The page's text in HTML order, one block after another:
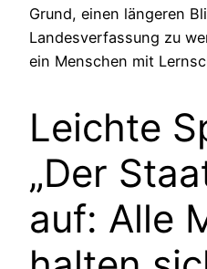
Grund, einen längeren
Landesverfassung zu
ein Menschen mit
Leichte
„Der
auf: Alle